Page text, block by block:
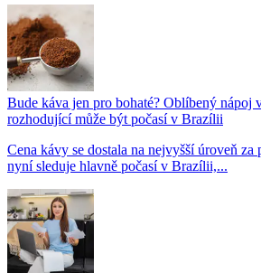
Bude káva jen pro bohaté? Oblíbený nápoj
rozhodující může být počasí v Brazílii
Cena kávy se dostala na nejvyšší úroveň za
nyní sleduje hlavně počasí v Brazílii,...